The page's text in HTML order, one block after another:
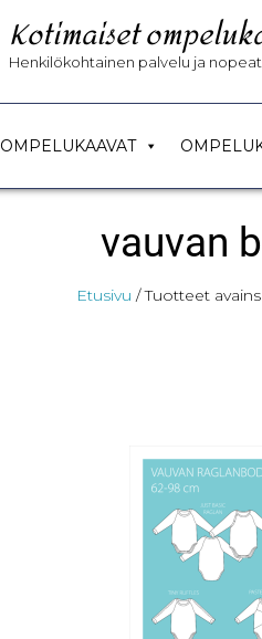
Kotimaiset
Henkilökohtainen palvelu ja
OMPELUKAAVAT
vauvan
Etusivu / Tuotteet